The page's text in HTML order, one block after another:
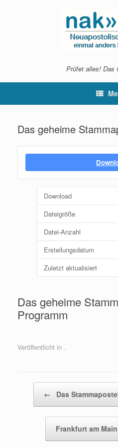
Prüfet alles! Das
Das geheime
Download
Dateigröße
Datei-Anzahl
Erstellungsdatum
Zuletzt aktualisiert
Das geheime
Programm
Veröffentlicht in .
← Das
Frankfurt am